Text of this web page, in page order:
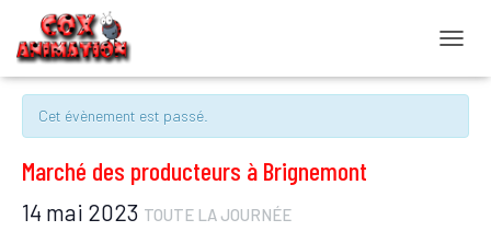
« Tous les Évènements
Cet évènement est passé.
Marché des producteurs à Brignemont
14 mai 2023 TOUTE LA JOURNÉE